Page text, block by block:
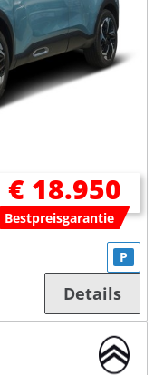
€ 18.950
Bestpreisgarantie
P
Details